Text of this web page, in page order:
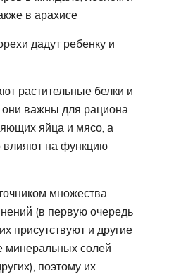
в арахисе
дадут ребенку и
растительные белки и
они важны для рациона
яйца и мясо, а
влияют на функцию
множества
(в первую очередь
присутствуют и другие
минеральных солей
поэтому их